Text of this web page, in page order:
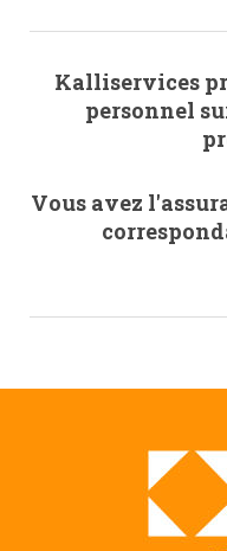
Kalliservices
personnel
Vous avez